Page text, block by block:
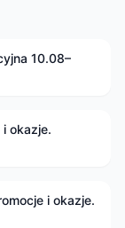
10.08–
okazje.
i okazje.